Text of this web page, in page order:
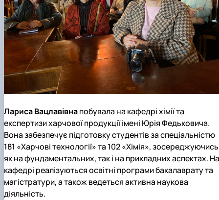
Лариса Вацлавівнапобувала на кафедрі хімії та
експертизи харчової продукції імені Юрія Федьковича.
Вона забезпечує підготовку студентів за спеціальністю
181 «Харчові технології» та 102 «Хімія», зосереджуючись
як на фундаментальних, так і на прикладних аспектах. На
кафедрі реалізуються освітні програми бакалаврату та
магістратури, а також ведеться активна наукова
діяльність.